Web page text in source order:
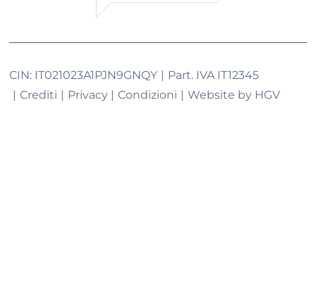
CIN: IT021023A1PJN9GNQY Part. IVA IT12345
Crediti
Privacy Condizioni Website by HGV